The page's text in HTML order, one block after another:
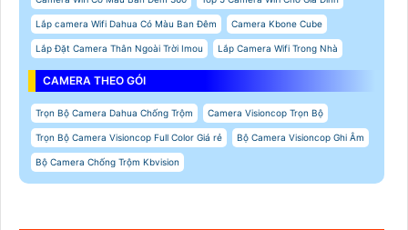
Lắp camera Wifi Dahua Có Màu Ban Đêm Camera Kbone Cube
Lắp Đặt Camera Thân Ngoài Trời Imou Lắp Camera Wifi Trong Nhà
CAMERA THEO GÓI
Trọn Bộ Camera Dahua Chống Trộm Camera Visioncop Trọn Bộ
Trọn Bộ Camera Visioncop Full Color Giá rẻ Bộ Camera Visioncop Ghi Âm
Bộ Camera Chống Trộm Kbvision